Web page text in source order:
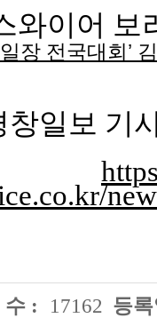
와이어
장 전국대회’
창일보 기
수 : 17162 등